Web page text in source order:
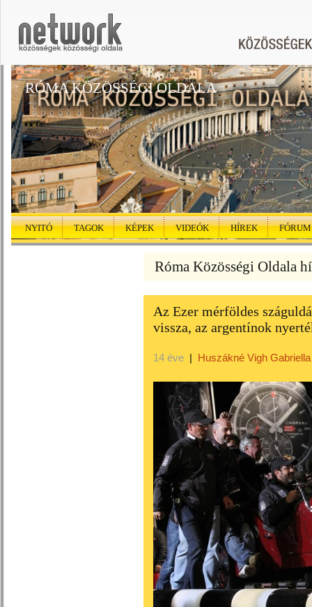
RÓMA KÖZÖSSÉGI OLDALA
NYITÓ TAGOK KÉPEK VIDEÓK HÍREK FÓRUM
Róma Közösségi Oldala
Az Ezer mérföldes
vissza, az argentínok
14 éve | Huszákné Vigh Gabriella